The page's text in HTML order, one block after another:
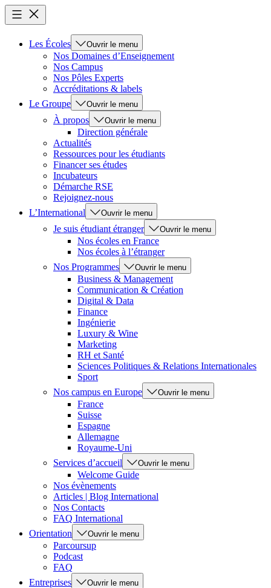
Les Écoles Ouvrir le menu
Nos Domaines d’Enseignement
Nos Campus
Nos Pôles Experts
Accréditations & labels
Le Groupe
Ouvrir le menu
À propos Ouvrir le menu
Direction générale
Actualités
Ressources pour les étudiants
Financer ses études
Incubateurs
Démarche RSE
Rejoignez-nous
L’International
Ouvrir le menu
Je suis étudiant étranger Ouvrir le menu
Nos écoles en France
Nos écoles à l’étranger
Nos Programmes
Ouvrir le menu
Business & Management
Communication & Création
Digital & Data
Finance
Ingénierie
Luxury & Wine
Marketing
RH et Santé
Sciences Politiques & Relations Internationales
Sport
Nos campus en Europe
Ouvrir le menu
France
Suisse
Espagne
Allemagne
Royaume-Uni
Services d’accueil
Ouvrir le menu
Welcome Guide
Nos évènements
Articles | Blog International
Nos Contacts
FAQ International
Orientation
Ouvrir le menu
Parcoursup
Podcast
FAQ
Entreprises
Ouvrir le menu